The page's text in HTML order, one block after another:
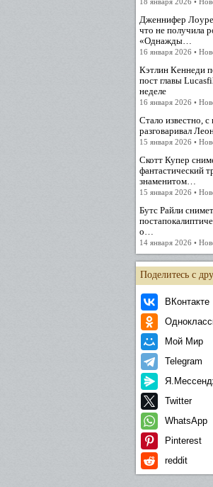
Дженнифер
что не получила
«Однажды…
16 января 2026 •
Кэтлин Кеннеди
пост главы
неделе
16 января 2026 •
Стало известно,
разговаривал
15 января 2026 •
Скотт Купер
фантастический
знаменитом…
15 января 2026 •
Бутс Райли снимет
о…
14 января 2026 •
Поделитесь с
ВКонтакте
Мой Мир
Telegram
Twitter
WhatsApp
Pinterest
reddit